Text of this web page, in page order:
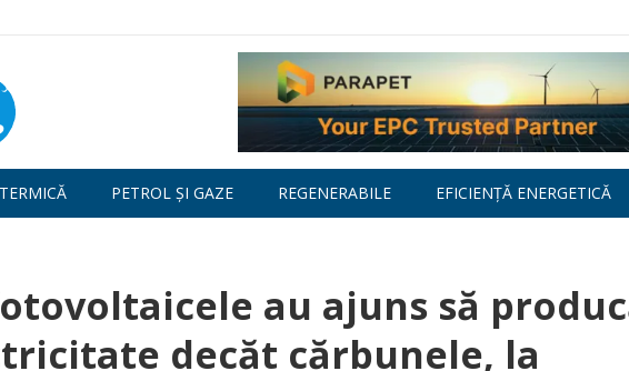
PETROL ȘI GAZE REGENERABILE EFICIENȚĂ ENERGETICĂ
au ajuns să
decăt cărbunele, la